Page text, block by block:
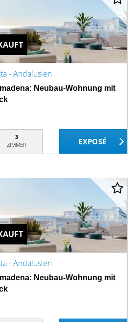
- Andalusien
Neubau-Wohnung mit
3
ZIMMER
- Andalusien
Neubau-Wohnung mit